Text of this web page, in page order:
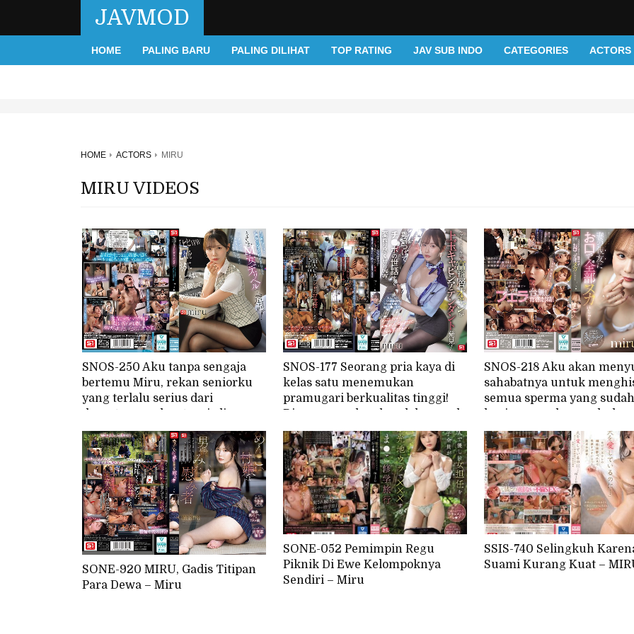
JAVMOD
HOME PALING BARU PALING DILIHAT TOP RATING JAV SUB INDO CATEGORIES ACTORS
HOME ACTORS MIRU
MIRU VIDEOS
SNOS-250 Aku tanpa sengaja
bertemu Miru, rekan seniorku
yang terlalu serius dari
departemen akuntansi, di
sebuah tempat jasa escort
bertema submisif! "Hehe, aku
akan menggunakan ini sebagai
kesempatan untuk melatihmu
banyak!" (Aku)
SNOS-177 Seorang pria kaya di
kelas satu menemukan
pramugari berkualitas tinggi!
Dia menemukan kesalahan pada
pria itu dan bahkan mengurus
alat kelaminnya lol Miru
SNOS-218 Aku akan
sahabatnya untuk
semua sperma yang sudah
kusimpan selama
istriku agar dia bisa
SONE-920 MIRU, Gadis Titipan
Para Dewa – Miru
SONE-052 Pemimpin Regu
Piknik Di Ewe Kelompoknya
Sendiri – Miru
SSIS-740 Selingkuh
Suami Kurang Kuat –